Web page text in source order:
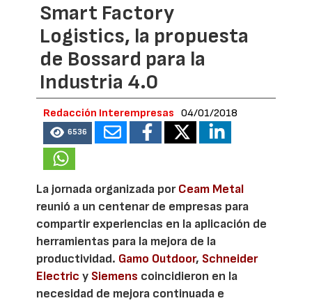
Smart Factory
Logistics, la propuesta
de Bossard para la
Industria 4.0
Redacción Interempresas 04/01/2018
6536
La jornada organizada porCeam Metal
reunió a un centenar de empresas para
compartir experiencias en la aplicación de
herramientas para la mejora de la
productividad. Gamo Outdoor, Schneider
Electric y Siemens coincidieron en la
necesidad de mejora continuada e